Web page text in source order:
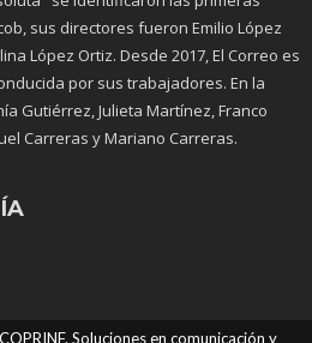
sus directores fueron Emilio López
López Ortiz. Desde 2017, El Correo es
por sus trabajadores. En la
Gutiérrez, Julieta Martínez, Franco
Carreras y Mariano Carreras.
Soluciones en comunicación y